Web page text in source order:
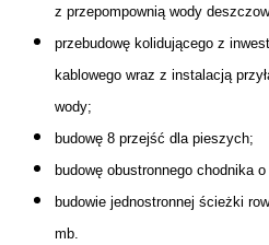
z przepompownią wody
przebudowę kolidującego z
kablowego wraz z instalacją
wody;
budowę 8 przejść dla pieszych;
budowę obustronnego chodnika
budowie jednostronnej ścieżki
mb.